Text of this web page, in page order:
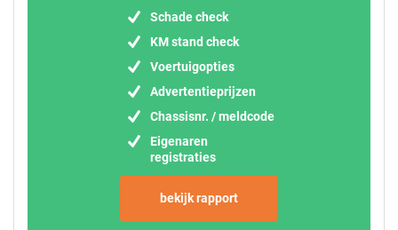
Schade check
KM stand check
Voertuigopties
Advertentieprijzen
Chassisnr. / meldcode
Eigenaren
registraties
bekijk rapport